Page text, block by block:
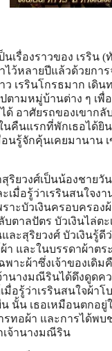
นเรื่องราวของ เรริ
ไว้หลายปีแล้วด้วยกา
ว เรรินโกรธมาก เดิ
ปตามหมู่บ้านต่าง ๆ เ
ด้ อาศัยรถของเขากลั
นคืนแรกที่พักเธอได้ยิ
อนรู้จักคุ้นเคยมานาน
สุริยวงศ์เป็นน้องชาย
เมื่อรู้ว่าเรรินสนใจง
ราะบัวเงินครอบครอ
บตาลปัตร บัวเงินไล่ต
และสุริยวงศ์ บัวเงินรู้
และในบรรดาผ้าตร
พาะผ้าซึ่งเจ้าของเดิ
านางมณีรินได้ดึงดูดค
อรู้ว่าเรรินสนใจผ้าโ
น นั้น เธอเหมือนตกอ
รทอผ้า และการได้พ
เจ้านางมณีริน